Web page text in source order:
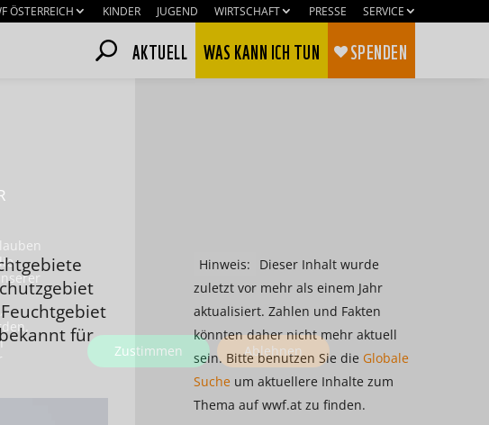
ÖSTERREICH KINDER JUGEND WIRTSCHAFT PRESSE SERVICE
AKTUELL WAS KANN ICH TUN SPENDEN
für
Hinweis:
Dieser Inhalt wurde
zuletzt vor mehr als einem Jahr
aktualisiert. Zahlen und Fakten
könnten daher nicht mehr aktuell
sein. Bitte benutzen Sie die Globale
Sucheum aktuellere Inhalte zum
Thema auf wwf.at zu finden.
Zustimmen Ablehnen